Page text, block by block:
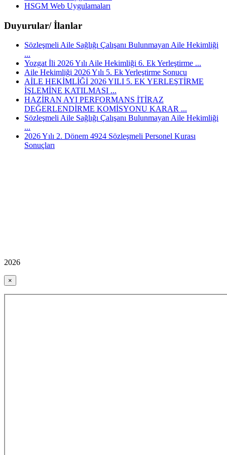
HSGM Web Uygulamaları
Duyurular/ İlanlar
Sözleşmeli Aile Sağlığı Çalışanı Bulunmayan Aile Hekimliği
...
Yozgat İli 2026 Yılı Aile Hekimliği 6. Ek Yerleştirme ...
Aile Hekimliği 2026 Yılı 5. Ek Yerleştirme Sonucu
AİLE HEKİMLİĞİ 2026 YILI 5. EK YERLEŞTİRME
İŞLEMİNE KATILMASI ...
HAZİRAN AYI PERFORMANS İTİRAZ
DEĞERLENDİRME KOMİSYONU KARAR ...
Sözleşmeli Aile Sağlığı Çalışanı Bulunmayan Aile Hekimliği
...
2026 Yılı 2. Dönem 4924 Sözleşmeli Personel Kurası
Sonuçları
2026
×